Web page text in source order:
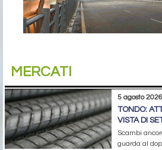
MERCATI
5 agosto 2026
TONDO:
VISTA DI
Scambi
guarda al